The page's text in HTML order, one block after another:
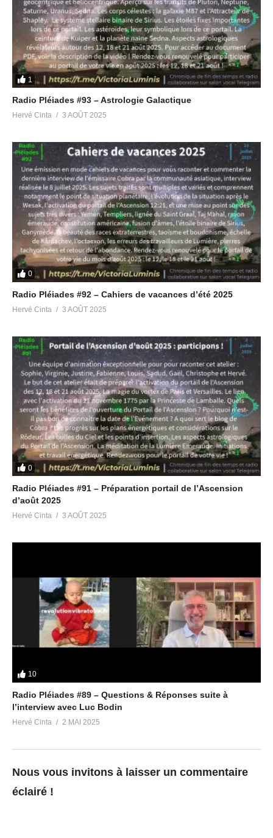
21 février 2024
Dans "Radio Pléiades"
5 septembre 2024
Dans "Radio Pléiades"
Radio Pléiades #75 – Retour
de la Lumière et Multivers
16 mai 2024
Dans "Radio Pléiades"
1
Radio Pléiades #93 – Astrologie Galactique
Hervé Cinta 3 AOÛT 2025
0
Radio Pléiades #92 – Cahiers de vacances d’été 2025
Hervé Cinta 3 AOÛT 2025
0
Radio Pléiades #91 – Préparation portail de l’Ascension
d’août 2025
Hervé Cinta 3 AOÛT 2025
10
Radio Pléiades #89 – Questions & Réponses suite à
l’interview avec Luc Bodin
Hervé Cinta 2 MAI 2025
Nous vous invitons à laisser un commentaire
éclairé !